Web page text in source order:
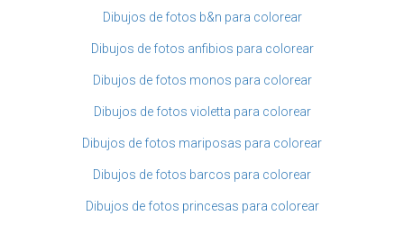
Dibujos de fotos b&n para colorear
Dibujos de fotos anfibios para colorear
Dibujos de fotos monos para colorear
Dibujos de fotos violetta para colorear
Dibujos de fotos mariposas para colorear
Dibujos de fotos barcos para colorear
Dibujos de fotos princesas para colorear